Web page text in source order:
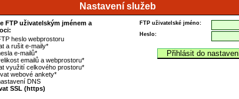
Nastavení služeb
FTP uživatelským jménem a
heslo webprostoru
a rušit e-maily*
e-mailů*
emailů a webprostoru*
využití celkového prostoru*
webové ankety*
DNS
SSL (https)
FTP uživatelské jméno:
Heslo: